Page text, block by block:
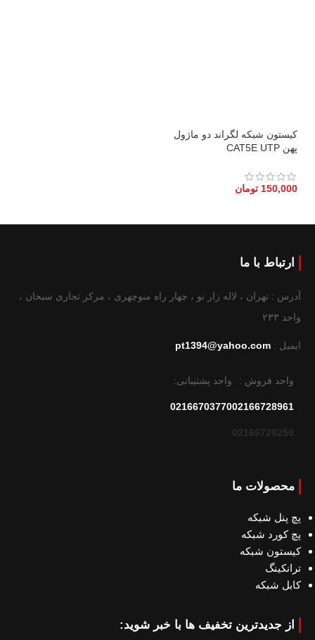
کیستون شبکه لگراند دو ماژول
پهن CAT5E UTP
150,000 تومان
ارتباط با ما
آدرس : تهران ، لاله زار نو ، چهار راه منوچهری ، مرکز تجاری سبحان ،
واحد ۲۳۳
ایمیل : pt1394@yahoo.com
واحد فروش :
02166728961
02166728250
واحد پشتیبانی:
02166703770
محصولات ما
پچ پنل شبکه
پچ کورد شبکه
کیستون شبکه
ترانکینگ
کابل شبکه
از جدیدترین تخفیف ها با خبر شوید: